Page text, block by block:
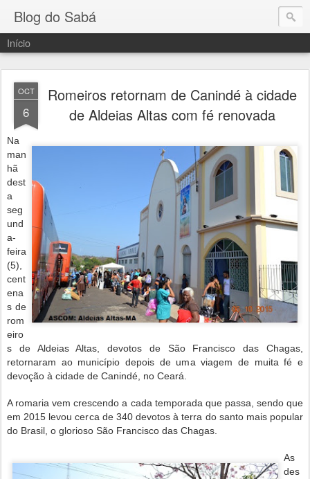
Blog do Sabá
Início
OCT
6
Romeiros retornam de Canindé à cidade
de Aldeias Altas com fé renovada
Na
man
hã
dest
a
seg
und
a-
feira
(5),
cent
ena
s de
rom
eiro
s de Aldeias Altas, devotos de São Francisco das Chagas,
retornaram ao município depois de uma viagem de muita fé e
devoção à cidade de Canindé, no Ceará.
A romaria vem crescendo a cada temporada que passa, sendo que
em 2015 levou cerca de 340 devotos à terra do santo mais popular
do Brasil, o glorioso São Francisco das Chagas.
As
des